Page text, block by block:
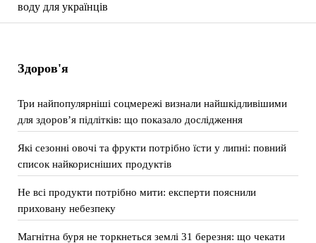
воду для українців
Здоров'я
Три найпопулярніші соцмережі визнали найшкідливішими
для здоров’я підлітків: що показало дослідження
Які сезонні овочі та фрукти потрібно їсти у липні: повний
список найкорисніших продуктів
Не всі продукти потрібно мити: експерти пояснили
приховану небезпеку
Магнітна буря не торкнеться землі 31 березня: що чекати